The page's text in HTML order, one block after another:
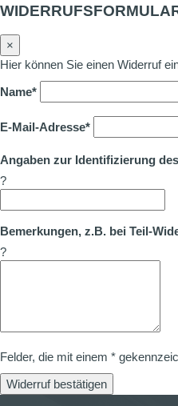
×
Hier können Sie einen Widerruf
Name*
E-Mail-Adresse*
Angaben zur Identifizierung
?
Bemerkungen, z.B. bei Teil-
?
Felder, die mit einem *
Widerruf bestätigen